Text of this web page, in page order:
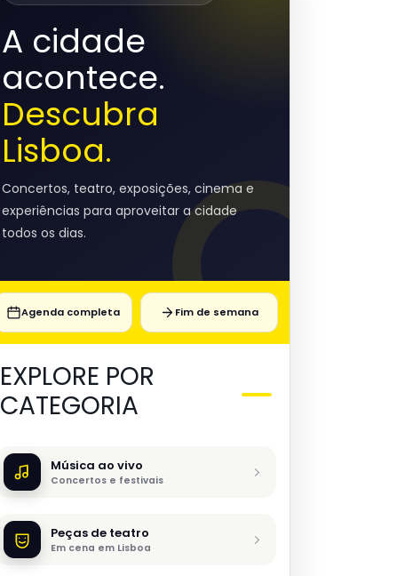
A cidade
acontece.
Descubra
Lisboa.
Concertos, teatro, exposições, cinema e
experiências para aproveitar a cidade
todos os dias.
Agenda completa Fim de semana
EXPLORE POR
CATEGORIA
Música ao vivo
Concertos e festivais
Peças de teatro
Em cena em Lisboa